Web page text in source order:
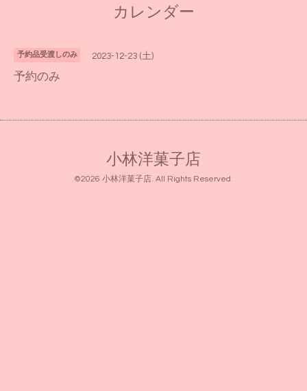
カレンダー
予約品受渡しのみ 2023-12-23 (土)
予約のみ
小林洋菓子店
©2026 小林洋菓子店. All Rights Reserved.